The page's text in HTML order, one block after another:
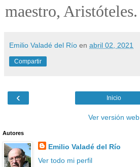
maestro, Aristóteles.
Emilio Valadé del Río en abril 02, 2021
Compartir
‹ Inicio
Ver versión web
Autores
Emilio Valadé del Río
Ver todo mi perfil